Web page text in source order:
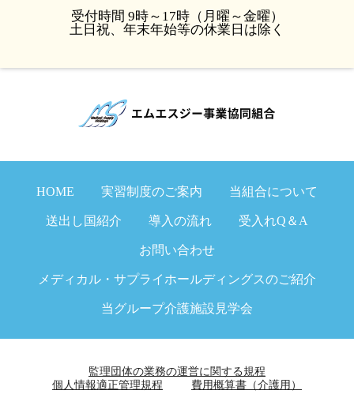
受付時間 9時～17時（月曜～金曜）
土日祝、年末年始等の休業日は除く
HOME 実習制度のご案内 当組合について
送出し国紹介 導入の流れ 受入れQ＆A
お問い合わせ
メディカル・サプライホールディングスのご紹介
当グループ介護施設見学会
監理団体の業務の運営に関する規程
個人情報適正管理規程
費用概算書（介護用）